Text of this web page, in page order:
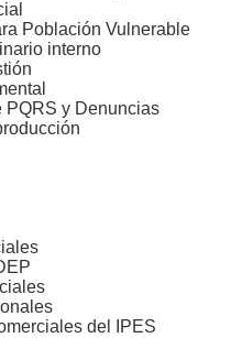
Población Vulnerable
interno
PQRS y Denuncias
del IPES